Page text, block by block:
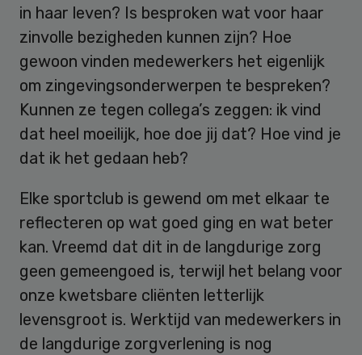
in haar leven? Is besproken wat voor haar
zinvolle bezigheden kunnen zijn? Hoe
gewoon vinden medewerkers het eigenlijk
om zingevingsonderwerpen te bespreken?
Kunnen ze tegen collega’s zeggen: ik vind
dat heel moeilijk, hoe doe jij dat? Hoe vind je
dat ik het gedaan heb?
Elke sportclub is gewend om met elkaar te
reflecteren op wat goed ging en wat beter
kan. Vreemd dat dit in de langdurige zorg
geen gemeengoed is, terwijl het belang voor
onze kwetsbare cliënten letterlijk
levensgroot is. Werktijd van medewerkers in
de langdurige zorgverlening is nog